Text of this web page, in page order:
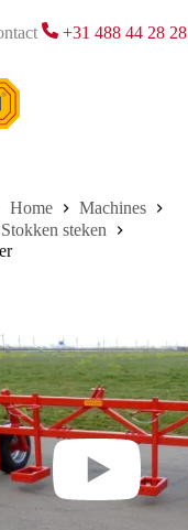
+31 488 44 28 28
Home
Machines
Stokken steken